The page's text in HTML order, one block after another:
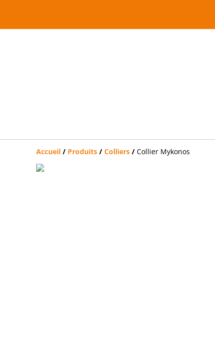
Accueil / Produits / Colliers / Collier Mykonos